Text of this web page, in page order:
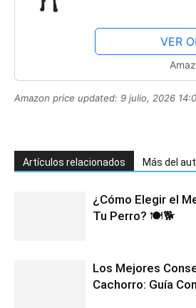
Grande, Adorno,
Alta simulación,
VER
Amazon price updated: 9 julio, 2026
Artículos relacionados Más del
¿Cómo Elegir el
Tu Perro? 🍽️🐕
Los Mejores
Cachorro: Guía